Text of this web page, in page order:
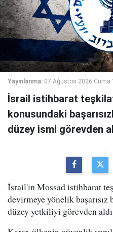
Yayınlanma: 07 Ağustos 2026 Cuma
İsrail istihbarat
konusundaki
düzey ismi görevden
İsrail'in Mossad istihbarat
devirmeye yönelik
düzey yetkiliyi görevden